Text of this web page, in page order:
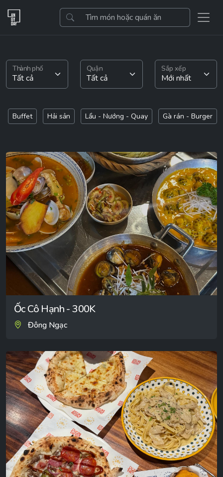
Thành phố Quận Sắp xếp
Buffet Hải sản Lẩu - Nướng - Quay Gà rán - Burger
Ốc Cô Hạnh - 300K
Đông Ngạc